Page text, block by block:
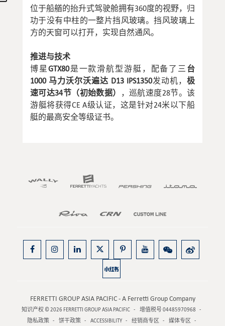
位于船艏的抬升式驾驶舱拥有360度的视野，归
功于没有中柱的一整片挡风玻璃。挡风玻璃上
方的天窗可以打开，实现自然通风。
推进与技术
博星 GTX80是一款滑航型游艇，配备了三 台
1000 马力沃尔沃遍达 D13 IPS1350发动机， 极
速可达34节（初始数据）
，巡航速度28节。该
游艇将获得CE A级认证，这是针对24米以下船
艇的最高安全等级证书。
FERRETTI GROUP ASIA PACIFIC - A Ferretti Group Company
知识产权 © 2026 FERRETTI GROUP ASIA PACIFIC
增值税号 04485970968
隐私政策
饼干政策 ACCESSIBILITY 经销商专区 媒体专区